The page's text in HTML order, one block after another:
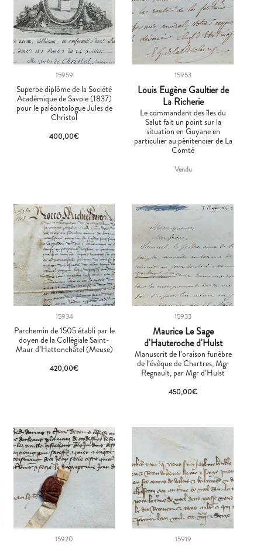
15959
Superbe diplôme de la Société
Académique de Savoie (1837)
pour le paléontologue Jules de
Christol
400,00€
15953
Louis Eugène Gaultier de
La Richerie
Le commandant des îles du
Salut fait un point sur la
situation en Guyane en
particulier au pénitencier de La
Comté
Vendu
15934
Parchemin de 1505 établi par le
doyen de la Collégiale Saint-
Maur d’Hattonchâtel (Meuse)
420,00€
15933
Maurice Le Sage
d'Hauteroche d'Hulst
Manuscrit de l’oraison funèbre
de l’évêque de Chartres, Mgr
Regnault, par Mgr d’Hulst
450,00€
15920 15919